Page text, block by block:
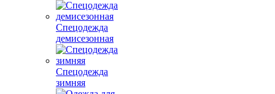
Спецодежда
демисезонная
Спецодежда
зимняя